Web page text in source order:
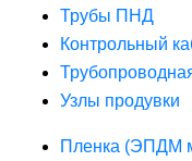
Трубы ПНД
Контрольный
Узлы продувки
Пленка (ЭПДМ